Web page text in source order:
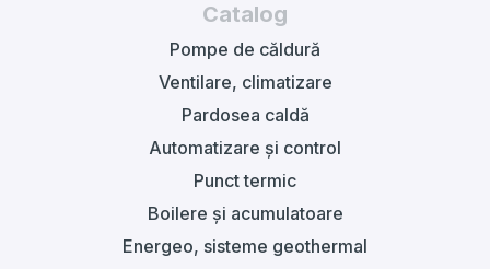
Catalog
Pompe de căldură
Ventilare, climatizare
Pardosea caldă
Automatizare și control
Punct termic
Boilere și acumulatoare
Energeo, sisteme geothermal